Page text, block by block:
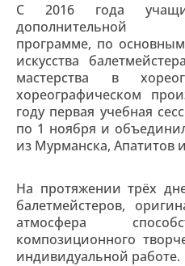
С 2016 года
дополнительной
программе, по
искусства
мастерства в
хореографическом
году первая учебная
по 1 ноября и
из Мурманска, Апатитов
На протяжении трёх
балетмейстеров,
атмосфера
композиционного
индивидуальной работе.